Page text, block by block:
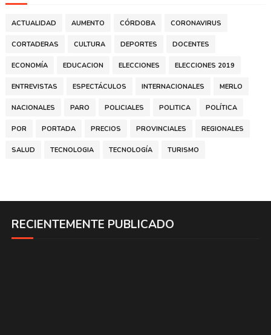
ACTUALIDAD AUMENTO CÓRDOBA CORONAVIRUS
CORTADERAS CULTURA DEPORTES DOCENTES
ECONOMÍA EDUCACION ELECCIONES ELECCIONES 2019
ENTREVISTAS ESPECTÁCULOS INTERNACIONALES MERLO
NACIONALES PARO POLICIALES POLITICA POLÍTICA
POR PORTADA PRECIOS PROVINCIALES REGIONALES
SALUD TECNOLOGIA TECNOLOGÍA TURISMO
RECIENTEMENTE PUBLICADO